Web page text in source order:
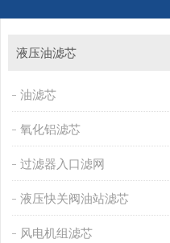
液压油滤芯
油滤芯
氧化铝滤芯
过滤器入口滤网
液压快关阀油站滤芯
风电机组滤芯